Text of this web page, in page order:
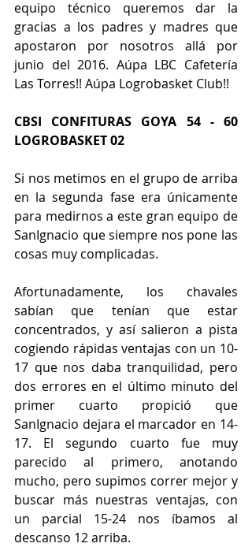
equipo técnico queremos dar la
gracias a los padres y madres que
apostaron por nosotros allá por
junio del 2016. Aúpa LBC Cafetería
Las Torres!! Aúpa Logrobasket Club!!
CBSI CONFITURAS GOYA 54 - 60
LOGROBASKET 02
Si nos metimos en el grupo de arriba
en la segunda fase era únicamente
para medirnos a este gran equipo de
SanIgnacio que siempre nos pone las
cosas muy complicadas.
Afortunadamente, los chavales
sabían que tenían que estar
concentrados, y así salieron a pista
cogiendo rápidas ventajas con un 10-
17 que nos daba tranquilidad, pero
dos errores en el último minuto del
primer cuarto propició que
SanIgnacio dejara el marcador en 14-
17. El segundo cuarto fue muy
parecido al primero, anotando
mucho, pero supimos correr mejor y
buscar más nuestras ventajas, con
un parcial 15-24 nos íbamos al
descanso 12 arriba.